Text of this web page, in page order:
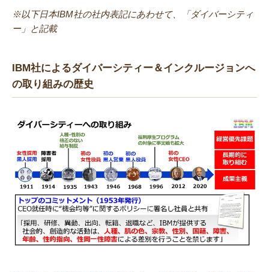
※以下日本IBM社の社内表記にあわせて、「ダイバーシティ
ー」と記載
IBM社によるダイバーシティー＆インクルージョンへ
の取り組みの歴史